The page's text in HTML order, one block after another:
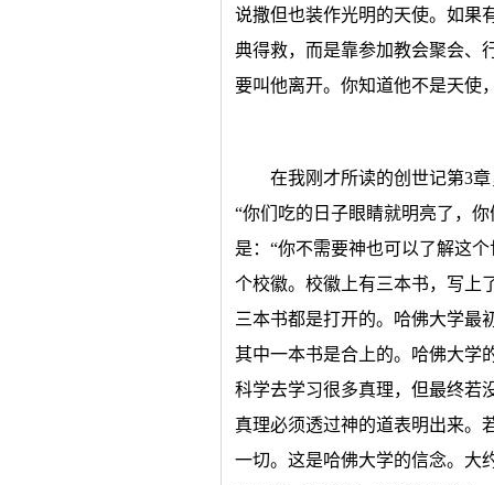
说撒但也装作光明的天使。如果
典得救，而是靠参加教会聚会、
要叫他离开。你知道他不是天使
在我刚才所读的创世记第3
“你们吃的日子眼睛就明亮了，
是：“你不需要神也可以了解这
个校徽。校徽上有三本书，写上
三本书都是打开的。哈佛大学最
其中一本书是合上的。哈佛大学
科学去学习很多真理，但最终若
真理必须透过神的道表明出来。
一切。这是哈佛大学的信念。大